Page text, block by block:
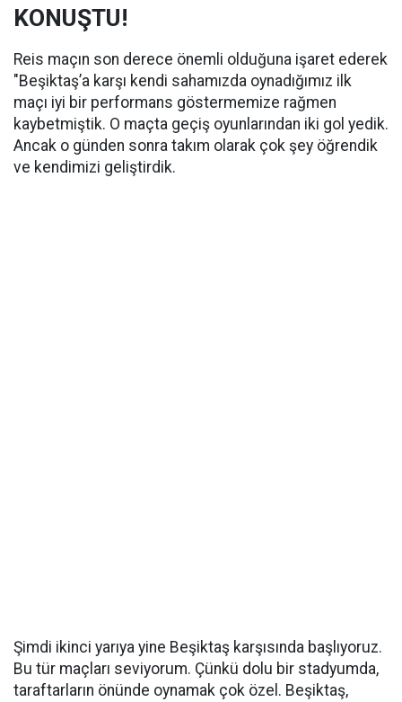
KONUŞTU!
Reis maçın son derece önemli olduğuna işaret ederek
"Beşiktaş’a karşı kendi sahamızda oynadığımız ilk
maçı iyi bir performans göstermemize rağmen
kaybetmiştik. O maçta geçiş oyunlarından iki gol yedik.
Ancak o günden sonra takım olarak çok şey öğrendik
ve kendimizi geliştirdik.
Şimdi ikinci yarıya yine Beşiktaş karşısında başlıyoruz.
Bu tür maçları seviyorum. Çünkü dolu bir stadyumda,
taraftarların önünde oynamak çok özel. Beşiktaş,